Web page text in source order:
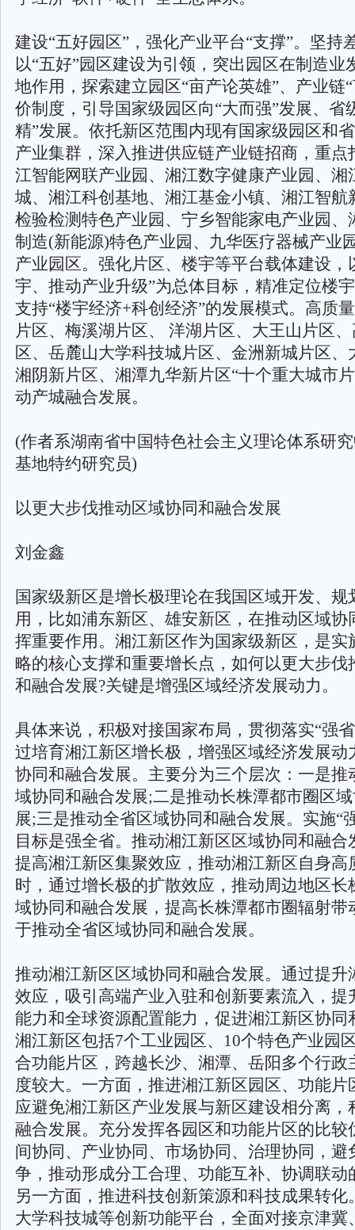
建设“五好园区”，强化产业平台“支撑”。坚持
以“五好”园区建设为引领，突出园区在制造业
地作用，探索建立园区“亩产论英雄”、产业链
价制度，引导国家级园区向“大而强”发展、省
精”发展。依托新区范围内现有国家级园区和
产业集群，深入推进供应链产业链招商，重点
江智能网联产业园、湘江数字健康产业园、湘
城、湘江科创基地、湘江基金小镇、湘江智航
检验检测特色产业园、宁乡智能家电产业园、
制造(新能源)特色产业园、九华医疗器械产业
产业园区。强化片区、楼宇等平台载体建设，
宇、推动产业升级”为总体目标，精准定位楼
支持“楼宇经济+科创经济”的发展模式。高质
片区、梅溪湖片区、 洋湖片区、大王山片区
区、岳麓山大学科技城片区、金洲新城片区、
湘阴新片区、湘潭九华新片区“十个重大城市
动产城融合发展。
(作者系湖南省中国特色社会主义理论体系研
基地特约研究员)
以更大步伐推动区域协同和融合发展
刘金鑫
国家级新区是增长极理论在我国区域开发、规
用，比如浦东新区、雄安新区，在推动区域协
挥重要作用。湘江新区作为国家级新区，是实
略的核心支撑和重要增长点，如何以更大步伐
和融合发展?关键是增强区域经济发展动力。
具体来说，积极对接国家布局，贯彻落实“强
过培育湘江新区增长极，增强区域经济发展动
协同和融合发展。主要分为三个层次：一是推
域协同和融合发展;二是推动长株潭都市圈区
展;三是推动全省区域协同和融合发展。实施“
目标是强全省。推动湘江新区区域协同和融合
提高湘江新区集聚效应，推动湘江新区自身高
时，通过增长极的扩散效应，推动周边地区长
域协同和融合发展，提高长株潭都市圈辐射带
于推动全省区域协同和融合发展。
推动湘江新区区域协同和融合发展。通过提升
效应，吸引高端产业入驻和创新要素流入，提
能力和全球资源配置能力，促进湘江新区协同
湘江新区包括7个工业园区、10个特色产业园
合功能片区，跨越长沙、湘潭、岳阳多个行政
度较大。一方面，推进湘江新区园区、功能片
应避免湘江新区产业发展与新区建设相分离，
融合发展。充分发挥各园区和功能片区的比较
间协同、产业协同、市场协同、治理协同，避
争，推动形成分工合理、功能互补、协调联动
另一方面，推进科技创新策源和科技成果转化
大学科技城等创新功能平台，全面对接京津冀